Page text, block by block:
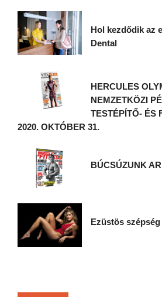
Hol kezdődik az
Dental
HERCULES
NEMZETKÖZI
TESTÉPÍTŐ- ÉS
2020. OKTÓBER 31.
BÚCSÚZUNK
Ezüstös szépség